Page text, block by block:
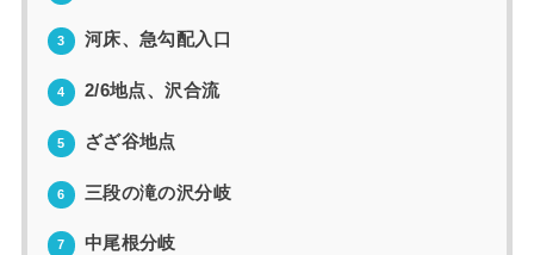
3 河床、急勾配入口
4 2/6地点、沢合流
5 ざざ谷地点
6 三段の滝の沢分岐
7 中尾根分岐